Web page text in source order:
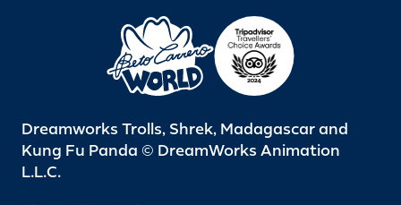
Dreamworks Trolls, Shrek, Madagascar and
Kung Fu Panda © DreamWorks Animation
L.L.C.